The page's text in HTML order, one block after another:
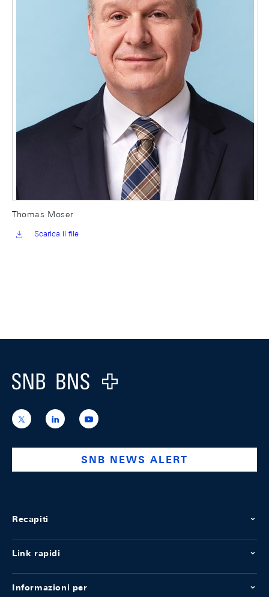
Thomas Moser
Scarica il file
Footer
Logo
https://x.com/snb_bns
https://ch.linkedin.com/company/swiss-
national-
https://www.youtube.com/
SNB NEWS ALERT
Recapiti
Link rapidi
Informazioni per